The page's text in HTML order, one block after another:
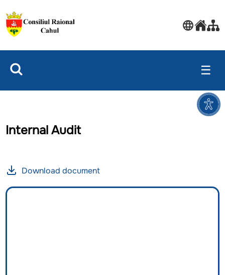
☰
Internal Audit
Download document